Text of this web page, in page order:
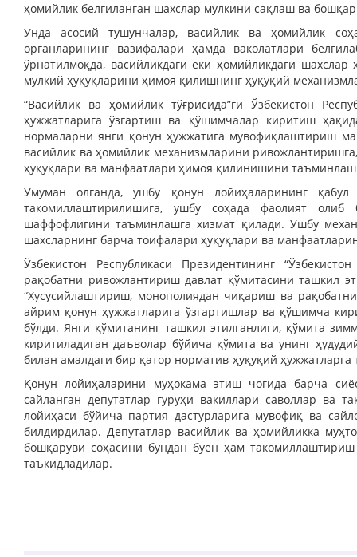
ҳомийлик белгиланган шахслар мулкини сақлаш ва
Унда асосий тушунчалар, васийлик ва ҳомийлик
органларининг вазифалари ҳамда ваколатлари
ўрнатилмоқда, васийликдаги ёки ҳомийликдаги
мулкий ҳуқуқларини ҳимоя қилишнинг ҳуқуқий
“Васийлик ва ҳомийлик тўғрисида”ги Ўзбекистон
ҳужжатларига ўзгартиш ва қўшимчалар киритиш
нормаларни янги қонун ҳужжатига мувофиқлаштириш
васийлик ва ҳомийлик механизмларини
ҳуқуқлари ва манфаатлари ҳимоя қилинишини
Умуман олганда, ушбу қонун лойиҳаларининг
такомиллаштирилишига, ушбу соҳада фаолият
шаффофлигини таъминлашга хизмат қилади. Ушбу
шахсларнинг барча тоифалари ҳуқуқлари ва
Ўзбекистон Республикаси Президентининг
рақобатни ривожлантириш давлат қўмитасини ташкил
“Хусусийлаштириш, монополиядан чиқариш ва
айрим қонун ҳужжатларига ўзгартишлар ва қўшимча
бўлди. Янги қўмитанинг ташкил этилганлиги, қўмита
киритиладиган даъволар бўйича қўмита ва унинг
билан амалдаги бир қатор норматив-ҳуқуқий
Қонун лойиҳаларини муҳокама этиш чоғида барча
сайланган депутатлар гуруҳи вакиллари саволлар ва
лойиҳаси бўйича партия дастурларига мувофиқ ва
билдирдилар. Депутатлар васийлик ва ҳомийликка
бошқаруви соҳасини бундан буён ҳам
таъкидладилар.